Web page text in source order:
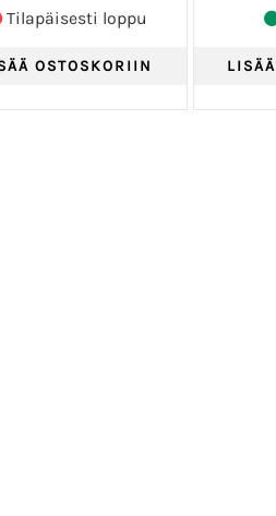
Tilapäisesti loppu